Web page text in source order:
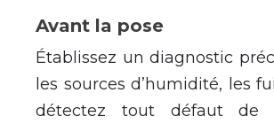
Avant la pose
Établissez un diagnostic
les sources d’humidité, les
détectez tout défaut de